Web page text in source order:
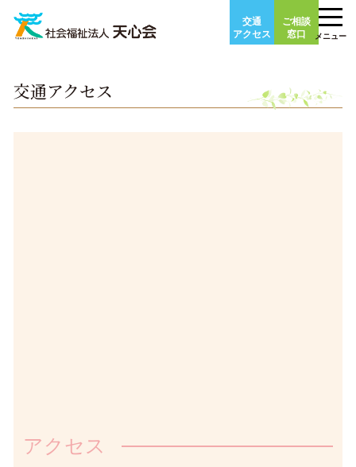
content
交通
アクセス
ご相談
窓口
メニュー
交通アクセス
アクセス